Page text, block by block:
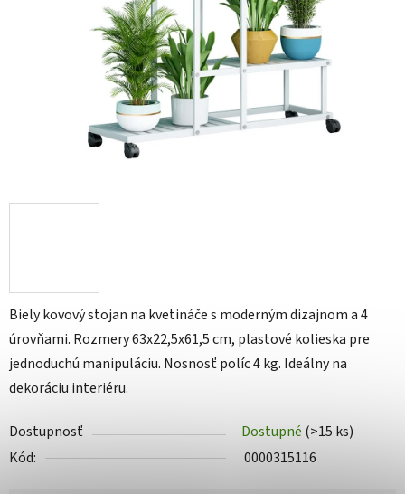
Biely kovový stojan na kvetináče s moderným dizajnom a 4
úrovňami. Rozmery 63x22,5x61,5 cm, plastové kolieska pre
jednoduchú manipuláciu. Nosnosť políc 4 kg. Ideálny na
dekoráciu interiéru.
Dostupnosť Dostupné (>15 ks)
Kód:
0000315116